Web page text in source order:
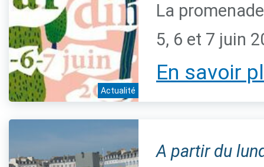
Actualité
La
5, 6 et 7 juin
En savoir
A partir du